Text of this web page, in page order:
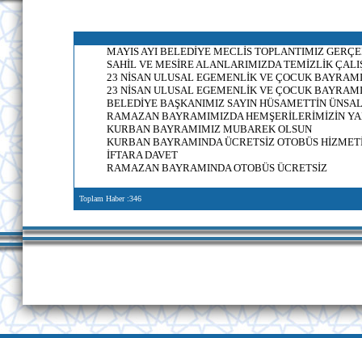
MAYIS AYI BELEDİYE MECLİS TOPLANTIMIZ
SAHİL VE MESİRE ALANLARIMIZDA TEMİZLİK
23 NİSAN ULUSAL EGEMENLİK VE ÇOCUK
23 NİSAN ULUSAL EGEMENLİK VE ÇOCUK
BELEDİYE BAŞKANIMIZ SAYIN HÜSAMETTİN
RAMAZAN BAYRAMIMIZDA HEMŞERİLERİMİZİN
KURBAN BAYRAMIMIZ MUBAREK OLSUN
KURBAN BAYRAMINDA ÜCRETSİZ OTOBÜS
İFTARA DAVET
RAMAZAN BAYRAMINDA OTOBÜS ÜCRETSİZ
Toplam Haber :346